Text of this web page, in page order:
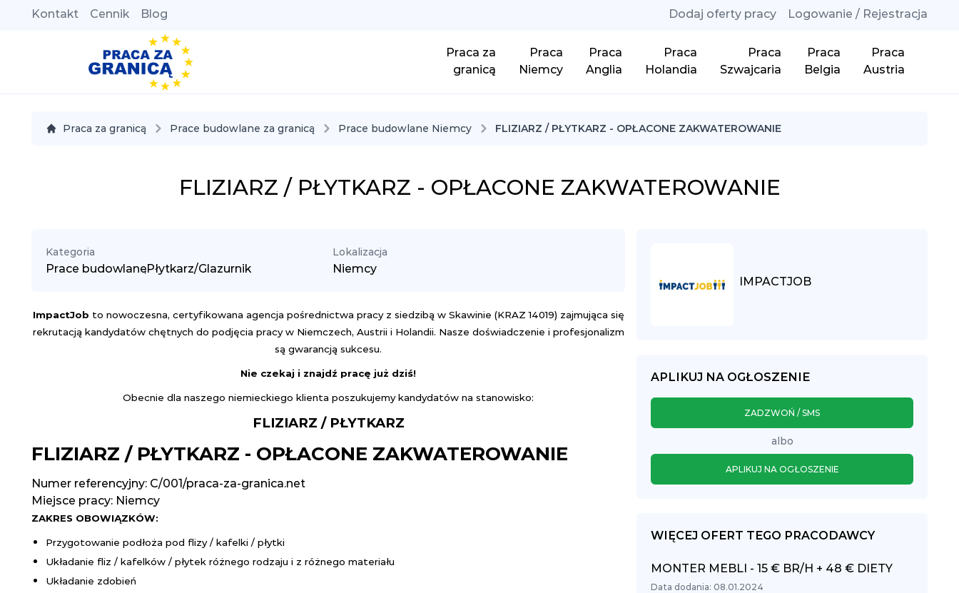
Kontakt Cennik Blog Dodaj oferty pracy Logowanie / Rejestracja
Praca za
granicą
Praca
Niemcy
Praca
Anglia
Praca
Holandia
Praca
Szwajcaria
Praca
Belgia
Praca
Austria
Praca za granicą Prace budowlane za granicą Prace budowlane Niemcy FLIZIARZ / PŁYTKARZ - OPŁACONE ZAKWATEROWANIE
FLIZIARZ / PŁYTKARZ - OPŁACONE ZAKWATEROWANIE
Kategoria
Prace budowlane,Płytkarz/Glazurnik
Lokalizacja
Niemcy
ImpactJob to nowoczesna, certyfikowana agencja pośrednictwa pracy z siedzibą w Skawinie (KRAZ 14019) zajmująca się
rekrutacją kandydatów chętnych do podjęcia pracy w Niemczech, Austrii i Holandii. Nasze doświadczenie i profesjonalizm
są gwarancją sukcesu.
Nie czekaj i znajdź pracę już dziś!
Obecnie dla naszego niemieckiego klienta poszukujemy kandydatów na stanowisko:
FLIZIARZ / PŁYTKARZ
FLIZIARZ / PŁYTKARZ - OPŁACONE ZAKWATEROWANIE
Numer referencyjny: C/001/praca-za-granica.net
Miejsce pracy: Niemcy
ZAKRES OBOWIĄZKÓW:
Przygotowanie podłoża pod flizy / kafelki / płytki
Układanie fliz / kafelków / płytek różnego rodzaju i z różnego materiału
Układanie zdobień
IMPACTJOB
APLIKUJ NA OGŁOSZENIE
ZADZWOŃ / SMS
albo
APLIKUJ NA OGŁOSZENIE
WIĘCEJ OFERT TEGO PRACODAWCY
MONTER MEBLI - 15 € BR/H + 48 € DIETY
Data dodania: 08.01.2024